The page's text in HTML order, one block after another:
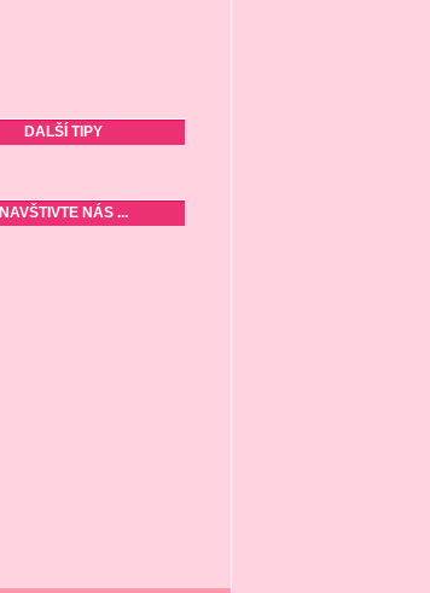
DALŠÍ TIPY
NAVŠTIVTE NÁS ...